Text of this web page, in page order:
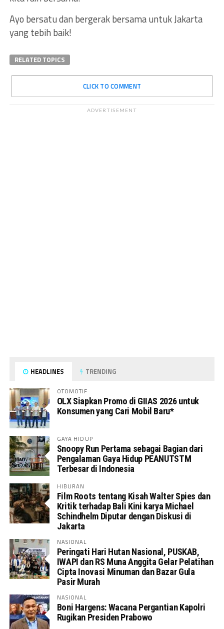
Ayo bersatu dan bergerak bersama untuk Jakarta
yang tebih baik!
RELATED TOPICS
CLICK TO COMMENT
ADVERTISEMENT
HEADLINES TRENDING
OTOMOTIF
OLX Siapkan Promo di GIIAS 2026 untuk
Konsumen yang Cari Mobil Baru*
GAYA HIDUP
Snoopy Run Pertama sebagai Bagian dari
Pengalaman Gaya Hidup PEANUTSTM
Terbesar di Indonesia
HIBURAN
Film Roots tentang Kisah Walter Spies dan
Kritik terhadap Bali Kini karya Michael
Schindhelm Diputar dengan Diskusi di
Jakarta
NASIONAL
Peringati Hari Hutan Nasional, PUSKAB,
IWAPI dan RS Muna Anggita Gelar Pelatihan
Cipta Inovasi Minuman dan Bazar Gula
Pasir Murah
NASIONAL
Boni Hargens: Wacana Pergantian Kapolri
Rugikan Presiden Prabowo